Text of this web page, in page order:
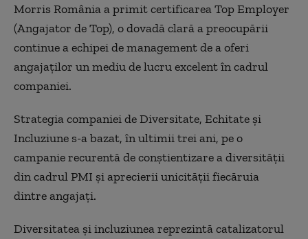
Morris România a primit certificarea Top Employer
(Angajator de Top), o dovadă clară a preocupării
continue a echipei de management de a oferi
angajaților un mediu de lucru excelent în cadrul
companiei.
Strategia companiei de Diversitate, Echitate și
Incluziune s-a bazat, în ultimii trei ani, pe o
campanie recurentă de conștientizare a diversității
din cadrul PMI și aprecierii unicității fiecăruia
dintre angajați.
Diversitatea și incluziunea reprezintă catalizatorul